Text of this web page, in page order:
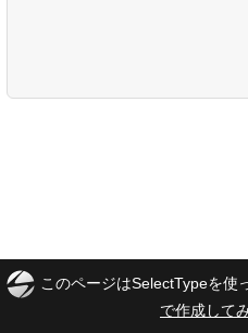
このページはSelectTypeを使
で作成して